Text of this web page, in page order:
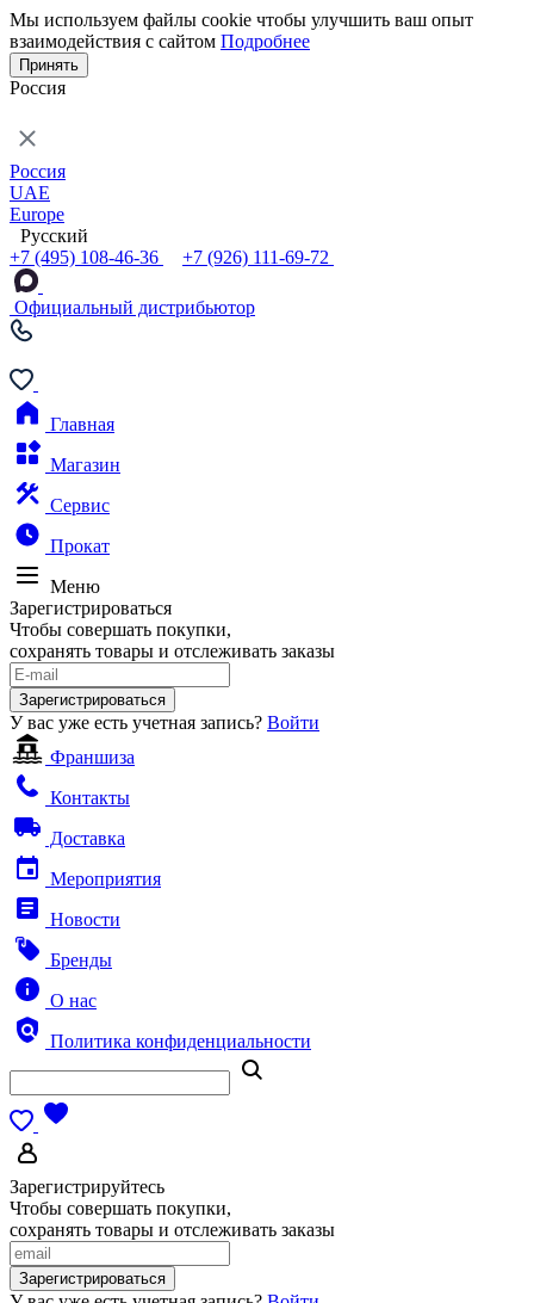
Мы используем файлы cookie чтобы улучшить ваш опыт
взаимодействия с сайтом Подробнее
Принять
Россия
Россия
UAE
Europe
Русский
+7 (495) 108-46-36
+7 (926) 111-69-72
Официальный дистрибьютор
Главная
Магазин
Сервис
Прокат
Меню
Зарегистрироваться
Чтобы совершать покупки,
сохранять товары и отслеживать заказы
Зарегистрироваться
У вас уже есть учетная запись? Войти
Франшиза
Контакты
Доставка
Мероприятия
Новости
Бренды
О нас
Политика конфиденциальности
Зарегистрируйтесь
Чтобы совершать покупки,
сохранять товары и отслеживать заказы
Зарегистрироваться